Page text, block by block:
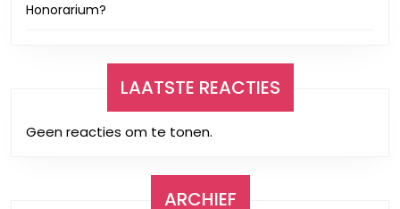
Honorarium?
LAATSTE REACTIES
Geen reacties om te tonen.
ARCHIEF